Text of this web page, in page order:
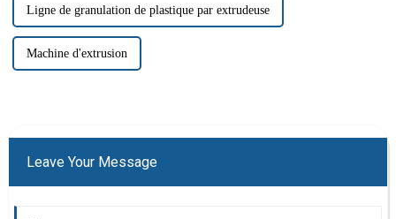
Ligne de granulation de plastique par extrudeuse
Machine d'extrusion
Leave Your Message